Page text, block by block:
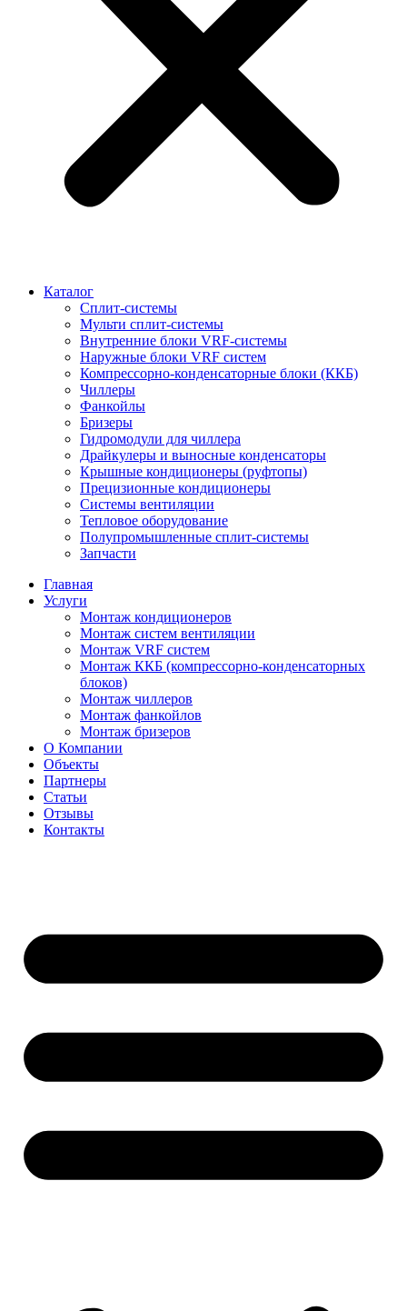
Каталог
Сплит-системы
Мульти сплит-системы
Внутренние блоки VRF-cистемы
Наружные блоки VRF cистем
Компрессорно-конденсаторные блоки (ККБ)
Чиллеры
Фанкойлы
Бризеры
Гидромодули для чиллера
Драйкулеры и выносные конденсаторы
Крышные кондиционеры (руфтопы)
Прецизионные кондиционеры
Системы вентиляции
Тепловое оборудование
Полупромышленные сплит-системы
Запчасти
Главная
Услуги
Монтаж кондиционеров
Монтаж cистем вентиляции
Монтаж VRF систем
Монтаж ККБ (компрессорно-конденсаторных
блоков)
Монтаж чиллеров
Монтаж фанкойлов
Монтаж бризеров
О Компании
Объекты
Партнеры
Статьи
Отзывы
Контакты